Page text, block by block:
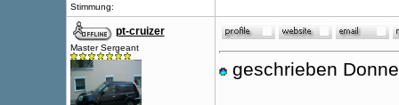
Stimmung:
pt-cruizer
Master Sergeant
geschrieben